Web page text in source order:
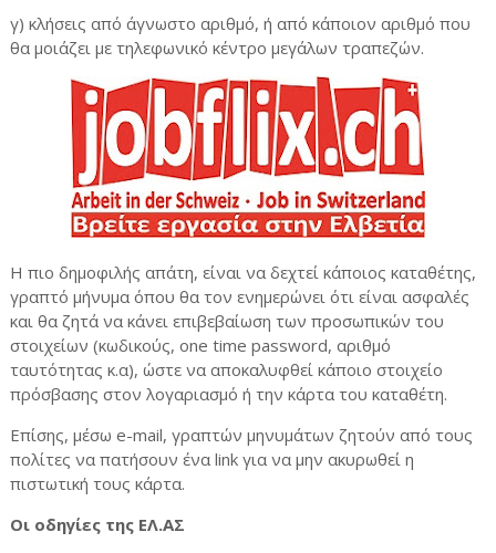
γ) κλήσεις από άγνωστο αριθμό, ή από κάποιον αριθμό που
θα μοιάζει με τηλεφωνικό κέντρο μεγάλων τραπεζών.
Η πιο δημοφιλής απάτη, είναι να δεχτεί κάποιος καταθέτης,
γραπτό μήνυμα όπου θα τον ενημερώνει ότι είναι ασφαλές
και θα ζητά να κάνει επιβεβαίωση των προσωπικών του
στοιχείων (κωδικούς, one time password, αριθμό
ταυτότητας κ.α), ώστε να αποκαλυφθεί κάποιο στοιχείο
πρόσβασης στον λογαριασμό ή την κάρτα του καταθέτη.
Επίσης, μέσω e-mail, γραπτών μηνυμάτων ζητούν από τους
πολίτες να πατήσουν ένα link για να μην ακυρωθεί η
πιστωτική τους κάρτα.
Οι οδηγίες της ΕΛ.ΑΣ